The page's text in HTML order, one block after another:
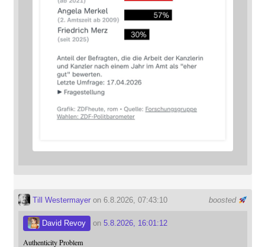
boosted
Till Westermayeron 6.8.2026, 07:43:10
David Revoy on 5.8.2026, 16:01:12
Authenticity Problem